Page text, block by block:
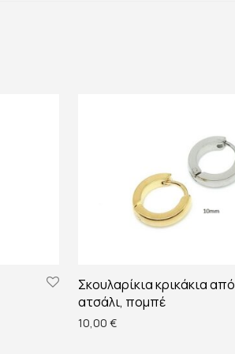
12,00 €.
Σκουλαρίκια κρικάκια από
ατσάλι, πομπέ
10,00 €